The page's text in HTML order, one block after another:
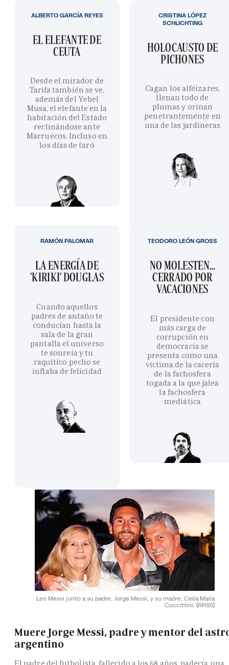
EL ELEFANTE DE
CEUTA
Desde el mirador de
Tarifa también se ve,
además del Yebel
Musa, el elefante en la
habitación del Estado
reclinándose ante
Marruecos. Incluso en
los días de taró
ALBERTO GARCÍA REYES
HOLOCAUSTO DE
PICHONES
Cagan los alféizares,
llenan todo de
plumas y orinan
penetrantemente en
una de las jardineras
CRISTINA LÓPEZ
SCHLICHTING
LA ENERGÍA DE
'KIRIKI' DOUGLAS
Cuando aquellos
padres de antaño te
conducían hasta la
sala de la gran
pantalla el universo
te sonreía y tu
raquítico pecho se
inflaba de felicidad
RAMÓN PALOMAR
NO MOLESTEN…
CERRADO POR
VACACIONES
El presidente con
más carga de
corrupción en
democracia se
presenta como una
víctima de la cacería
de la fachosfera
togada a la que jalea
la fachosfera
mediática
TEODORO LEÓN GROSS
Leo Messi junto a su padre, Jorge Messi, y su madre, Celia María
Cuccittini. (RRSS)
Muere Jorge Messi, padre y mentor del
argentino